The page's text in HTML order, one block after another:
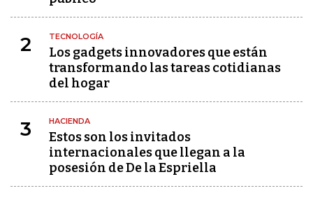
2 TECNOLOGÍA
Los gadgets innovadores que están
transformando las tareas cotidianas
del hogar
3 HACIENDA
Estos son los invitados
internacionales que llegan a la
posesión de De la Espriella